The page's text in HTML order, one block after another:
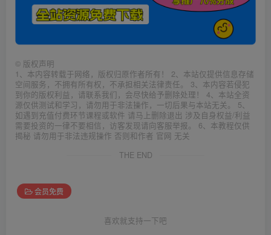
© 版权声明
1、本内容转载于网络，版权归原作者所有！ 2、本站仅提供信息存储
空间服务，不拥有所有权，不承担相关法律责任。 3、本内容若侵犯
到你的版权利益，请联系我们，会尽快给予删除处理！ 4、本站全资
源仅供测试和学习，请勿用于非法操作，一切后果与本站无关。 5、
如遇到充值付费环节课程或软件 请马上删除退出 涉及自身权益/利益
需要投资的一律不要相信，访客发现请向客服举报。 6、本教程仅供
揭秘 请勿用于非法违规操作 否则和作者 官网 无关
THE END
会员免费
喜欢就支持一下吧